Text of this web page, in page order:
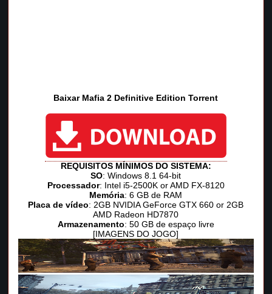
Baixar Mafia 2 Definitive Edition Torrent
REQUISITOS MÍNIMOS DO SISTEMA:
SO: Windows 8.1 64-bit
Processador: Intel i5-2500K or AMD FX-8120
Memória: 6 GB de RAM
Placa de vídeo: 2GB NVIDIA GeForce GTX 660 or 2GB
AMD Radeon HD7870
Armazenamento: 50 GB de espaço livre
[IMAGENS DO JOGO]